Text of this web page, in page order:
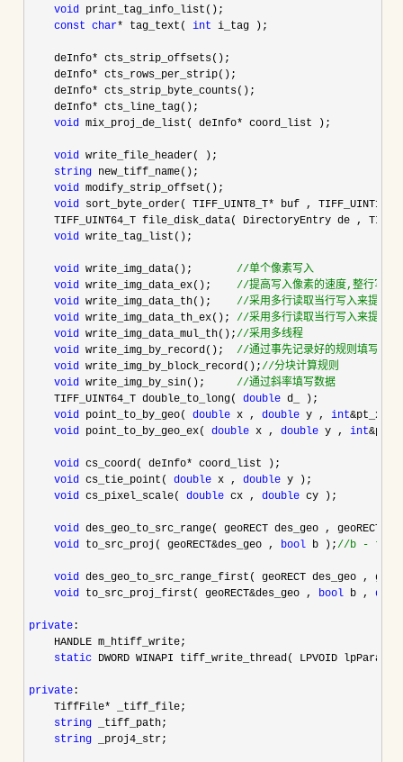
void print_tag_info_list();
const char* tag_text( int i_tag );
    deInfo
* cts_strip_offsets();
    deInfo
* cts_rows_per_strip();
    deInfo
* cts_strip_byte_counts();
    deInfo
* cts_line_tag();
void mix_proj_de_list( deInfo* coord_list );
void write_file_header( );
string new_tiff_name();
void modify_strip_offset();
void sort_byte_order( TIFF_UINT8_T* buf ,
TIFF_UINT64_T file_disk_data( DirectoryEntry de ,
void write_tag_list();
void write_img_data(); //单个像素写入
void write_img_data_ex(); //提高写入像素的速度,整行写入
void write_img_data_th(); //采用多行读取当行写入来提高效
void write_img_data_th_ex(); //采用多行读取当行写入来提高
void write_img_data_mul_th();//采用多线程
void write_img_by_record(); //通过事先记录好的规则填写数据
void write_img_by_block_record();//分块计算规则
void write_img_by_sin(); //通过斜率填写数据
    TIFF_UINT64_T double_to_long(
double d_ );
void point_to_by_geo( double x , double y , int&pt_x ,
void point_to_by_geo_ex( double x , double y , int
void cs_coord( deInfo* coord_list );
void cs_tie_point( double x , double y );
void cs_pixel_scale( double cx , double cy );
void des_geo_to_src_range( geoRECT des_geo ,
void to_src_proj( geoRECT&des_geo , bool b );//b - true
void des_geo_to_src_range_first( geoRECT des_geo ,
void to_src_proj_first( geoRECT&des_geo , bool b ,
private :
    HANDLE m_htiff_write;
static DWORD WINAPI tiff_write_thread( LPVOID
private :
    TiffFile
* _tiff_file;
string _tiff_path;
string _proj4_str;